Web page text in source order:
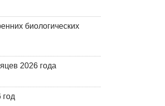
биологических
2026 года